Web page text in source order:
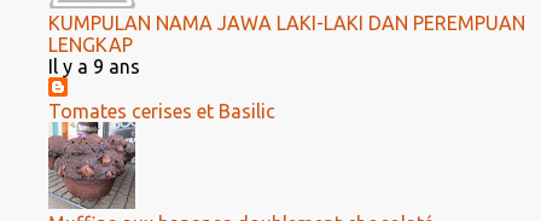
KUMPULAN NAMA JAWA LAKI-LAKI DAN PEREMPUAN
LENGKAP
Il y a 9 ans
Tomates cerises et Basilic